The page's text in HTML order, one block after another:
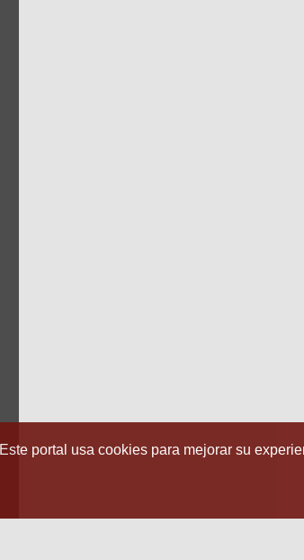
Este portal usa cookies para mejorar su